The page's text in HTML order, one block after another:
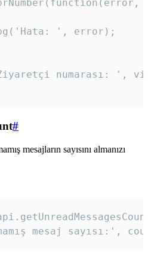
', error);
numarası: ',
#
mesajların sayısını almanızı
mesaj sayısı:',